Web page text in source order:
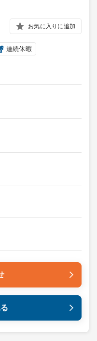
お気に入りに追加
連続休暇